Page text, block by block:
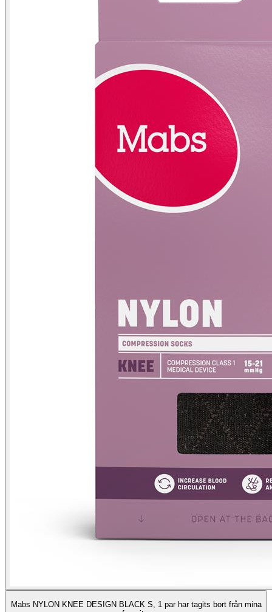
Mabs NYLON KNEE DESIGN BLACK S, 1 par har tagits bort från mina